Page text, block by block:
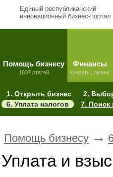
Единый республиканский
инновационный бизнес-портал
Помощь бизнесу
1837 статей
Финансы
Кредиты, лизинг
1. Открыть бизнес 2.
6. Уплата налогов
7. Поиск
Помощь бизнесу →
Уплата и